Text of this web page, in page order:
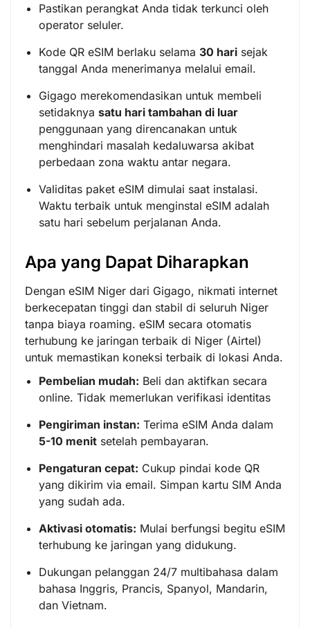
Pastikan perangkat Anda tidak terkunci oleh
operator seluler.
Kode QR eSIM berlaku selama 30 hari sejak
tanggal Anda menerimanya melalui email.
Gigago merekomendasikan untuk membeli
setidaknya satu hari tambahan di luar
penggunaan yang direncanakan untuk
menghindari masalah kedaluwarsa akibat
perbedaan zona waktu antar negara.
Validitas paket eSIM dimulai saat instalasi.
Waktu terbaik untuk menginstal eSIM adalah
satu hari sebelum perjalanan Anda.
Apa yang Dapat Diharapkan
Dengan eSIM Niger dari Gigago, nikmati internet
berkecepatan tinggi dan stabil di seluruh Niger
tanpa biaya roaming. eSIM secara otomatis
terhubung ke jaringan terbaik di Niger (Airtel)
untuk memastikan koneksi terbaik di lokasi Anda.
Pembelian mudah: Beli dan aktifkan secara
online. Tidak memerlukan verifikasi identitas
Pengiriman instan: Terima eSIM Anda dalam
5-10 menit setelah pembayaran.
Pengaturan cepat: Cukup pindai kode QR
yang dikirim via email. Simpan kartu SIM Anda
yang sudah ada.
Aktivasi otomatis: Mulai berfungsi begitu eSIM
terhubung ke jaringan yang didukung.
Dukungan pelanggan 24/7 multibahasa dalam
bahasa Inggris, Prancis, Spanyol, Mandarin,
dan Vietnam.